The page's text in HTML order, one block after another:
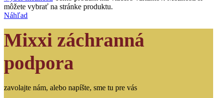
môžete vybrať na stránke produktu.
Náhľad
Mixxi záchranná
podpora
zavolajte nám, alebo napíšte, sme tu pre vás